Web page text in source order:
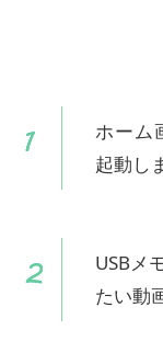
ホーム
起動し
USBメ
たい動